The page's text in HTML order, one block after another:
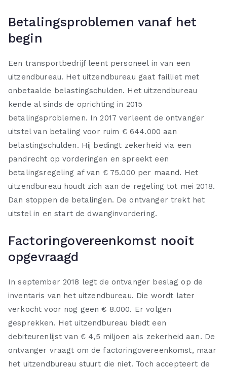
Betalingsproblemen vanaf het
begin
Een transportbedrijf leent personeel in van een
uitzendbureau. Het uitzendbureau gaat failliet met
onbetaalde belastingschulden. Het uitzendbureau
kende al sinds de oprichting in 2015
betalingsproblemen. In 2017 verleent de ontvanger
uitstel van betaling voor ruim € 644.000 aan
belastingschulden. Hij bedingt zekerheid via een
pandrecht op vorderingen en spreekt een
betalingsregeling af van € 75.000 per maand. Het
uitzendbureau houdt zich aan de regeling tot mei 2018.
Dan stoppen de betalingen. De ontvanger trekt het
uitstel in en start de dwanginvordering.
Factoringovereenkomst nooit
opgevraagd
In september 2018 legt de ontvanger beslag op de
inventaris van het uitzendbureau. Die wordt later
verkocht voor nog geen € 8.000. Er volgen
gesprekken. Het uitzendbureau biedt een
debiteurenlijst van € 4,5 miljoen als zekerheid aan. De
ontvanger vraagt om de factoringovereenkomst, maar
het uitzendbureau stuurt die niet. Toch accepteert de